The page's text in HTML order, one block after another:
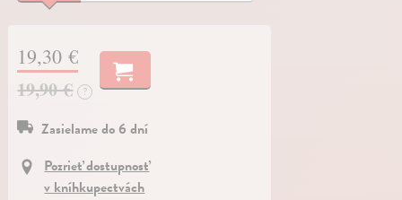
19,30 €
19,90 €
?
Zasielame do 6 dní
Pozrieť dostupnosť
v kníhkupectvách